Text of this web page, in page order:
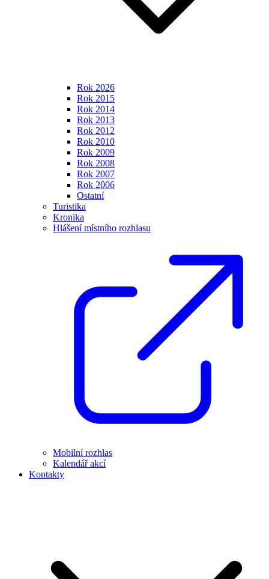
Rok 2026
Rok 2015
Rok 2014
Rok 2013
Rok 2012
Rok 2010
Rok 2009
Rok 2008
Rok 2007
Rok 2006
Ostatní
Turistika
Kronika
Hlášení místního rozhlasu
Mobilní rozhlas
Kalendář akcí
Kontakty